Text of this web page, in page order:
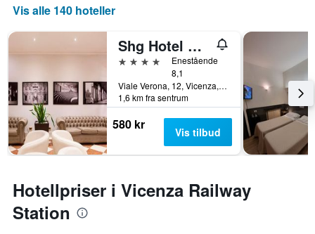
Vis alle 140 hoteller
Shg Hotel De La Ville
4 stjerner
Enestående
8,1
Viale Verona, 12, Vicenza, Veneto, Italia
1,6 km fra sentrum
580 kr Vis tilbud
Hotellpriser i Vicenza Railway
Station